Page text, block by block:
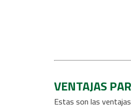
VENTAJAS
Estas son las